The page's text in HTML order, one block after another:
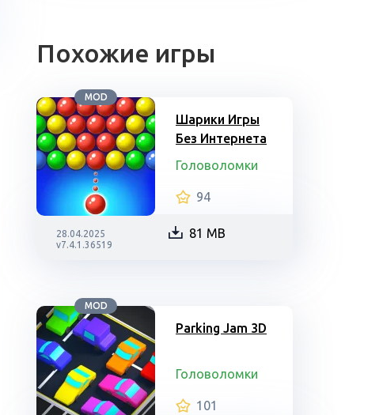
Похожие игры
MOD
Шарики Игры
Без Интернета
Головоломки
94
28.04.2025
v7.4.1.36519
81 MB
MOD
Parking Jam 3D
Головоломки
101